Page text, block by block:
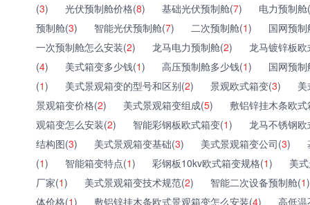
(3) 光伏预制舱价格(8) 基础光伏预制舱(7)
电力预制舱(
预制舱(3) 智能光伏预制舱(7) 二次预制舱(1)
国网预
一次预制舱怎么安装(2) 龙马电力预制舱(2)
龙马镀锌板
(4) 美式箱变多少钱(1) 高压预制舱多少钱(1)
国网预
(1) 美式景观箱变的型号和区别(2) 景观欧式箱变(3)
景观箱变价格(2) 美式景观箱变组成(5)
敷铝锌挂木条欧
观箱变怎么安装(2) 智能彩钢板欧式箱变(1)
龙马不锈钢
结构图(3) 美式景观箱变基础(3) 美式景观箱变公司(3)
(1) 智能箱变特点(1) 彩钢板10kv欧式箱变规格(1)
美
厂家(1) 美式景观箱变技术规范(2) 智能二次设备预制舱(1)
体价格(1) 敷铝锌挂木条欧式景观箱变怎么安装(4)
高低